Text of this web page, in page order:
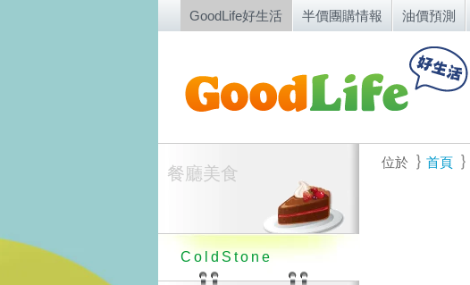
GoodLife好生活 半價團購情報 油價預測
餐廳美食
ColdStone
位於 首頁